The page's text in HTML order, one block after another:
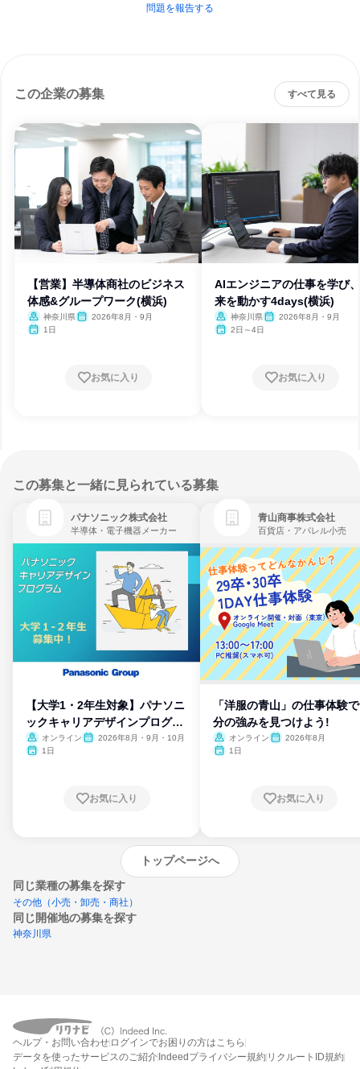
問題を報告する
この企業の募集 すべて見る
【営業】半導体商社のビジネス
体感&グループワーク(横浜)
神奈川県
2026年8月・9月
1日
お気に入り
AIエンジニアの仕事を学び
来を動かす4days(横浜)
神奈川県
2026年8月・9月
2日～4日
お気に入り
この募集と一緒に見られている募集
パナソニック株式会社
半導体・電子機器メーカー
【大学1・2年生対象】パナソニ
ックキャリアデザインプログラ
ム
オンライン
2026年8月・9月・10月
1日
お気に入り
青山商事株式会社
百貨店・アパレル小売
「洋服の青山」の仕事体験
分の強みを見つけよう!
オンライン
2026年8月
1日
お気に入り
トップページへ
同じ業種の募集を探す
その他（小売・卸売・商社）
同じ開催地の募集を探す
神奈川県
エントリーするとプログラムの詳細案内を
受け取れるようになります
ヘルプ・お問い合わせ ログインでお困りの方はこちら
データを使ったサービスのご紹介 Indeedプライバシー規約 リクルートID規約